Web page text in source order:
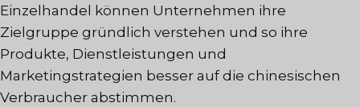
Einzelhandel können Unternehmen ihre
Zielgruppe gründlich verstehen und so ihre
Produkte, Dienstleistungen und
Marketingstrategien besser auf die chinesischen
Verbraucher abstimmen.